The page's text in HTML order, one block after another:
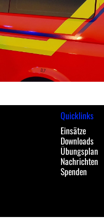
Quicklinks
Einsätze
Downloads
Übungsplan
Nachrichten
Spenden